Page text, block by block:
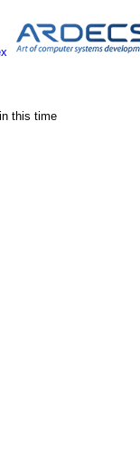
this time